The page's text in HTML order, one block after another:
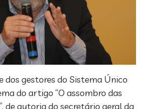
dos gestores do Sistema Único
do artigo “O assombro das
de autoria do secretário geral da